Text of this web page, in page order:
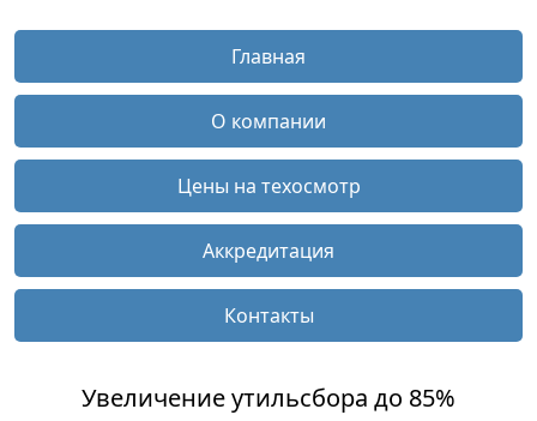
Главная
О компании
Цены на техосмотр
Аккредитация
Контакты
Увеличение утильсбора до 85%